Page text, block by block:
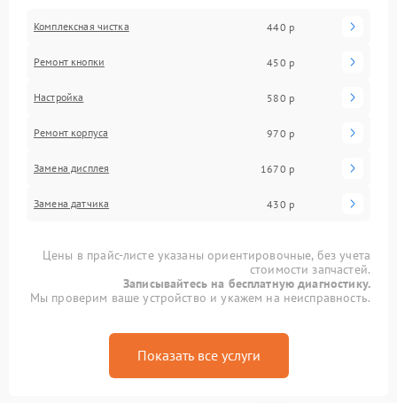
Комплексная чистка 440 р
Ремонт кнопки 450 р
Настройка 580 р
Ремонт корпуса 970 р
Замена дисплея 1670 р
Замена датчика 430 р
Цены в прайс-листе указаны ориентировочные, без учета
стоимости запчастей.
Записывайтесь на бесплатную диагностику.
Мы проверим ваше устройство и укажем на неисправность.
Показать все услуги